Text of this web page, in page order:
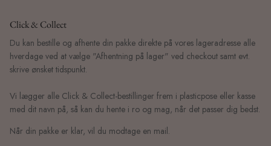
Click & Collect
Du kan bestille og afhente din pakke direkte på vores lageradresse alle
hverdage ved at vælge "Afhentning på lager" ved checkout samt evt.
skrive ønsket tidspunkt.
Vi lægger alle Click & Collect-bestillinger frem i plasticpose eller kasse
med dit navn på, så kan du hente i ro og mag, når det passer dig bedst.
Når din pakke er klar, vil du modtage en mail.